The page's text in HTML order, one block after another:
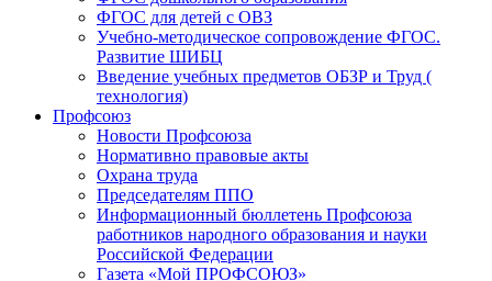
ФГОС для детей с ОВЗ
Учебно-методическое сопровождение ФГОС.
Развитие ШИБЦ
Введение учебных предметов ОБЗР и Труд (
технология)
Профсоюз
Новости Профсоюза
Нормативно правовые акты
Охрана труда
Председателям ППО
Информационный бюллетень Профсоюза
работников народного образования и науки
Российской Федерации
Газета «Мой ПРОФСОЮЗ»